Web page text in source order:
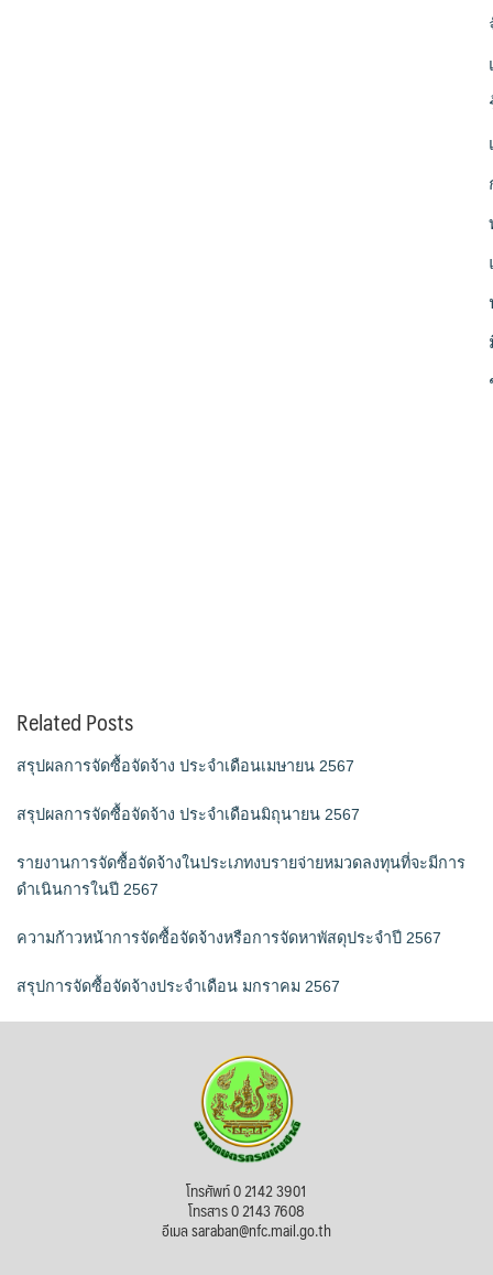
Related Posts
สรุปผลการจัดซื้อจัดจ้าง ประจำเดือนเมษายน 2567
สรุปผลการจัดซื้อจัดจ้าง ประจำเดือนมิถุนายน 2567
รายงานการจัดซื้อจัดจ้างในประเภทงบรายจ่ายหมวดลงทุนที่จะมีการ
ดำเนินการในปี 2567
ความก้าวหน้าการจัดซื้อจัดจ้างหรือการจัดหาพัสดุประจำปี 2567
สรุปการจัดซื้อจัดจ้างประจำเดือน มกราคม 2567
โทรศัพท์ 0 2142 3901
โทรสาร 0 2143 7608
อีเมล saraban@nfc.mail.go.th